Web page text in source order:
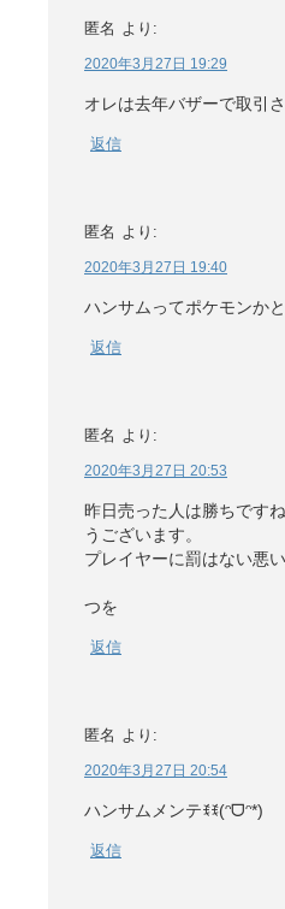
匿名 より:
2020年3月27日 19:29
オレは去年バザーで取引
返信
匿名 より:
2020年3月27日 19:40
ハンサムってポケモンか
返信
匿名 より:
2020年3月27日 20:53
昨日売った人は勝ちです
うございます。
プレイヤーに罰はない悪
つを
返信
匿名 より:
2020年3月27日 20:54
ハンサムメンテꉂꉂ(ᵔᗜᵔ*)
返信